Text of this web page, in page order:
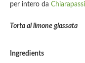
per intero da
Torta al limone glassata
Ingredients